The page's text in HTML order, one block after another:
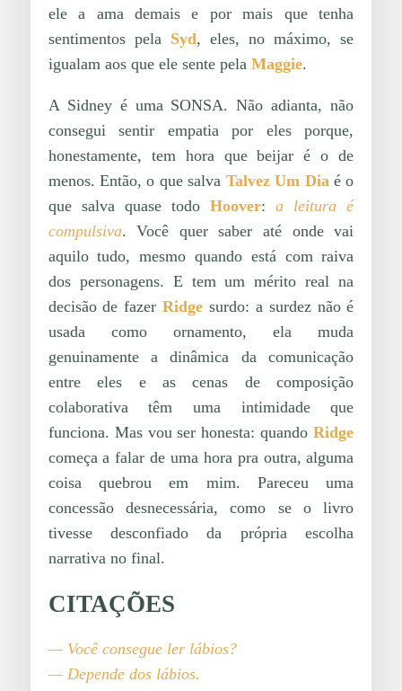
ele a ama demais e por mais que tenha
sentimentos pela Syd, eles, no máximo, se
igualam aos que ele sente pela Maggie.
A Sidney é uma SONSA. Não adianta, não
consegui sentir empatia por eles porque,
honestamente, tem hora que beijar é o de
menos. Então, o que salva Talvez Um Diaé o
que salva quase todoHoover:a leitura é
compulsiva. Você quer saber até onde vai
aquilo tudo, mesmo quando está com raiva
dos personagens. E tem um mérito real na
decisão de fazerRidgesurdo: a surdez não é
usada como ornamento, ela muda
genuinamente a dinâmica da comunicação
entre eles e as cenas de composição
colaborativa têm uma intimidade que
funciona. Mas vou ser honesta: quandoRidge
começa a falar de uma hora pra outra, alguma
coisa quebrou em mim. Pareceu uma
concessão desnecessária, como se o livro
tivesse desconfiado da própria escolha
narrativa no final.
CITAÇÕES
— Você consegue ler lábios?
— Depende dos lábios.